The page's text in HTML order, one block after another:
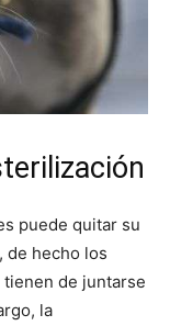
puede quitar su
de hecho los
de juntarse
la